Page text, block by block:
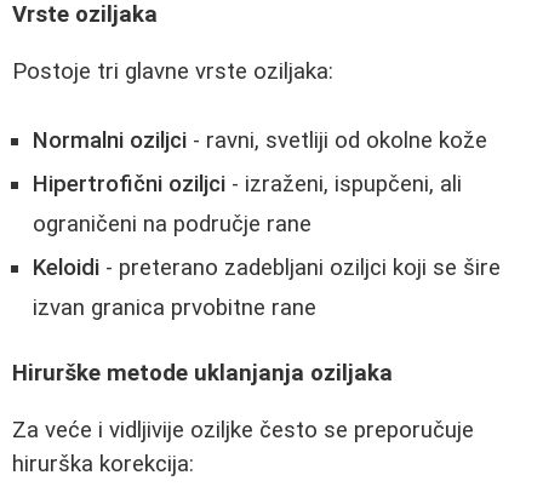
Vrste oziljaka
Postoje tri glavne vrste oziljaka:
Normalni oziljci - ravni, svetliji od okolne kože
Hipertrofični oziljci - izraženi, ispupčeni, ali
ograničeni na područje rane
Keloidi - preterano zadebljani oziljci koji se šire
izvan granica prvobitne rane
Hirurške metode uklanjanja oziljaka
Za veće i vidljivije oziljke često se preporučuje
hirurška korekcija: